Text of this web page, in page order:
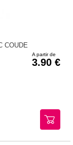
COUDE
A partir de
3.90